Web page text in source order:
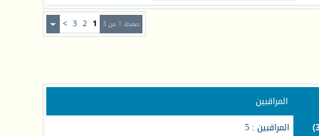
صفحة 1 من 3 1
2
3
>
المراقبين
المراقبين : 5